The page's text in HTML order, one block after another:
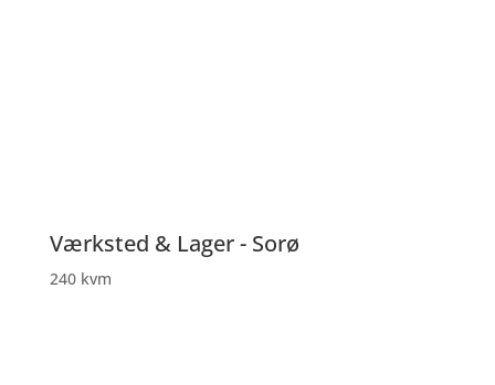
Værksted & Lager - Sorø
240 kvm